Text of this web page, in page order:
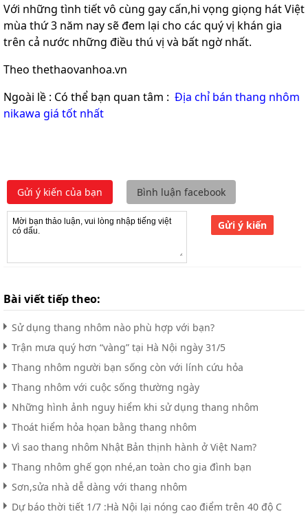
Với những tình tiết vô cùng gay cấn,hi vọng giọng hát Việt
mùa thứ 3 năm nay sẽ đem lại cho các quý vị khán gia
trên cả nước những điều thú vị và bất ngờ nhất.
Theo thethaovanhoa.vn
Ngoài lề : Có thể bạn quan tâm : Địa chỉ bán thang nhôm
nikawa giá tốt nhất
Gửi ý kiến của bạn Bình luận facebook
Gửi ý kiến
Bài viết tiếp theo:
Sử dụng thang nhôm nào phù hợp với bạn?
Trận mưa quý hơn “vàng” tại Hà Nội ngày 31/5
Thang nhôm người bạn sống còn với lính cứu hỏa
Thang nhôm với cuộc sống thường ngày
Những hình ảnh nguy hiểm khi sử dụng thang nhôm
Thoát hiểm hỏa họan bằng thang nhôm
Vì sao thang nhôm Nhật Bản thịnh hành ở Việt Nam?
Thang nhôm ghế gọn nhé,an toàn cho gia đình bạn
Sơn,sửa nhà dễ dàng với thang nhôm
Dự báo thời tiết 1/7 :Hà Nội lại nóng cao điểm trên 40 độ C